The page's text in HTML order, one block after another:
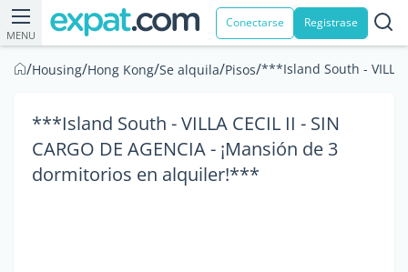
MENU
Conectarse Registrase
/Housing/Hong Kong/Se alquila/Pisos/***Island South - VILLA
***Island South - VILLA CECIL II - SIN
CARGO DE AGENCIA - ¡Mansión de 3
dormitorios en alquiler!***